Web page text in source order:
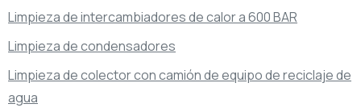
Limpieza de intercambiadores de calor a 600 BAR
Limpieza de condensadores
Limpieza de colector con camión de equipo de reciclaje de
agua